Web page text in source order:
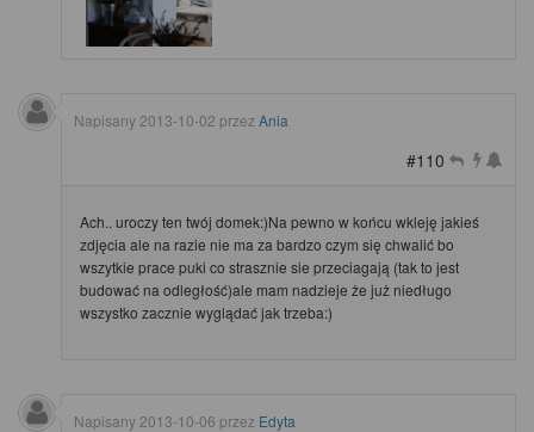
Napisany 2013-10-02 przez Ania
#110
Ach.. uroczy ten twój domek:)Na pewno w końcu wkleję jakieś
zdjęcia ale na razie nie ma za bardzo czym się chwalić bo
wszytkie prace puki co strasznie sie przeciagają (tak to jest
budować na odległość)ale mam nadzieje że już niedługo
wszystko zacznie wyglądać jak trzeba:)
Napisany 2013-10-06 przez Edyta